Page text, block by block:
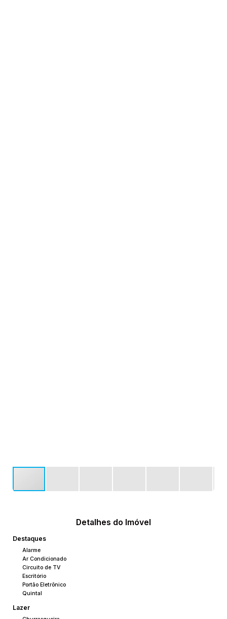
Detalhes do Imóvel
Destaques
Alarme
Ar Condicionado
Circuito de TV
Escritório
Portão Eletrônico
Quintal
Lazer